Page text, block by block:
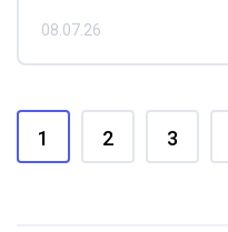
08.07.26
1 2 3